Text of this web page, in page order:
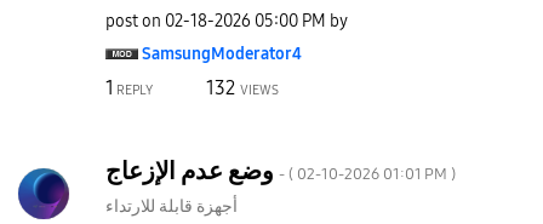
post on ‎02-18-2026 05:00 PM by
SamsungModerator4
1 REPLY 132 VIEWS
- ( ‎02-10-2026 01:01 PM )
أجهزة قابلة للارتداء